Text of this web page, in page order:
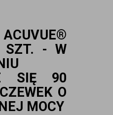
SZT. - W
SIĘ 90
O
MOCY